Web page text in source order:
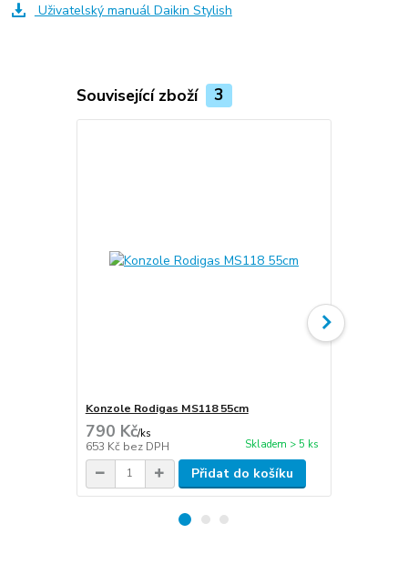
Uživatelský manuál Daikin Stylish
Související zboží 3
Konzole Rodigas MS118 55cm
790 Kč/ks
653 Kč bez DPH Skladem > 5 ks
Přidat do košíku